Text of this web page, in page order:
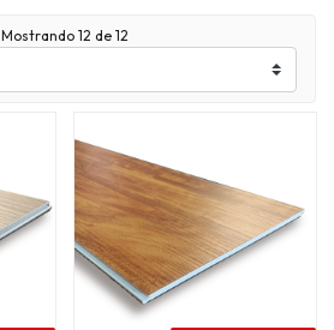
Mostrando 12 de 12